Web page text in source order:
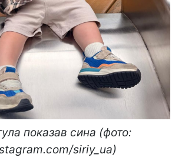
показав сина (фото:
siriy_ua)